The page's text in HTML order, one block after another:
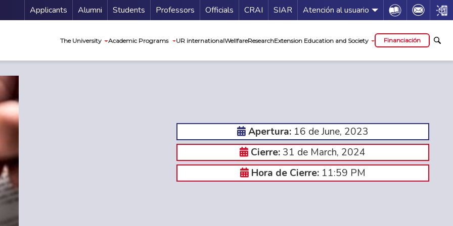
Menu Secundario
Applicants Alumni Students Professors Officials Guía de servicios
CRAI SIAR Atención al usuario Icon Icon Icon
The University Academic Programs UR internationalWellfareResearchExtension Education and Society Financiación
Apertura: 16 de June, 2023
Cierre: 31 de March, 2024
Hora de Cierre: 11:59 PM